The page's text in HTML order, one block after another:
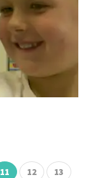
11 12
13